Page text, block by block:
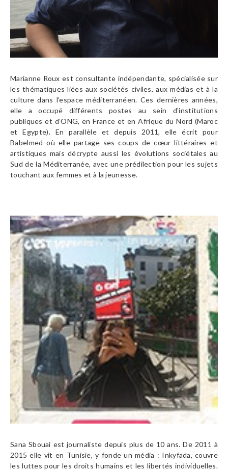
Marianne Roux est consultante indépendante, spécialisée sur
les thématiques liées aux sociétés civiles, aux médias et à la
culture dans l’espace méditerranéen. Ces dernières années,
elle a occupé différents postes au sein d'institutions
publiques et d’ONG, en France et en Afrique du Nord (Maroc
et Egypte). En parallèle et depuis 2011, elle écrit pour
Babelmed où elle partage ses coups de cœur littéraires et
artistiques mais décrypte aussi les évolutions sociétales au
Sud de la Méditerranée, avec une prédilection pour les sujets
touchant aux femmes et à la jeunesse.
Sana Sbouai est journaliste depuis plus de 10 ans. De 2011 à
2015 elle vit en Tunisie, y fonde un média : Inkyfada, couvre
les luttes pour les droits humains et les libertés individuelles.